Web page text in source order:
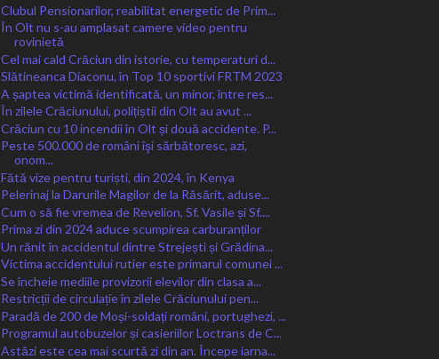
Clubul Pensionarilor, reabilitat energetic de Prim...
În Olt nu s-au amplasat camere video pentru
rovinietă
Cel mai cald Crăciun din istorie, cu temperaturi d...
Slătineanca Diaconu, în Top 10 sportivi FRTM 2023
A șaptea victimă identificată, un minor, între res...
În zilele Crăciunului, polițiștii din Olt au avut ...
Crăciun cu 10 incendii în Olt și două accidente. P...
Peste 500.000 de români îşi sărbătoresc, azi,
onom...
Fătă vize pentru turiști, din 2024, în Kenya
Pelerinaj la Darurile Magilor de la Răsărit, aduse...
Cum o să fie vremea de Revelion, Sf. Vasile și Sf....
Prima zi din 2024 aduce scumpirea carburanților
Un rănit în accidentul dintre Strejești și Grădina...
Victima accidentului rutier este primarul comunei ...
Se încheie mediile provizorii elevilor din clasa a...
Restricții de circulație în zilele Crăciunului pen...
Paradă de 200 de Moși-soldați români, portughezi, ...
Programul autobuzelor și casieriilor Loctrans de C...
Astăzi este cea mai scurtă zi din an. Începe iarna...